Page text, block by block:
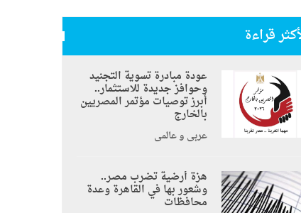
قراءة
عودة مبادرة تسوية التجنيد
وحوافز جديدة للاستثمار..
أبرز توصيات مؤتمر المصريين
بالخارج
عربي و عالمي
هزة أرضية تضرب مصر..
وشعور بها في القاهرة وعدة
محافظات